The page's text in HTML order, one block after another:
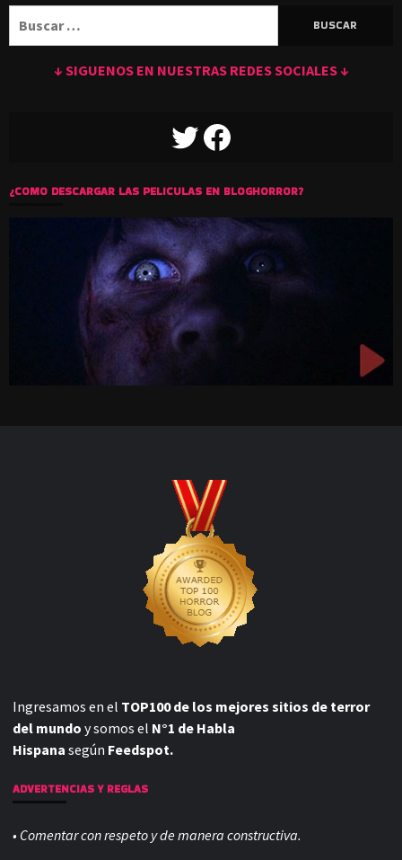
↓ SIGUENOS EN NUESTRAS REDES SOCIALES ↓
TWITTERFACEBOOK
¿COMO DESCARGAR LAS PELICULAS EN BLOGHORROR?
Ingresamos en el TOP100 de los mejores sitios de terror
del mundo y somos el N°1 de Habla
Hispana según Feedspot.
ADVERTENCIAS Y REGLAS
• Comentar con respeto y de manera constructiva.